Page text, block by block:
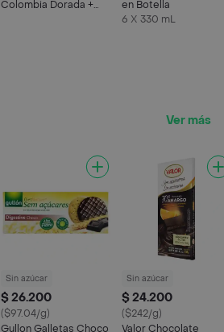
Colombia Dorada +
en Botella
6 X 330 mL
Ver más
Sin azúcar
$ 26.200
($97.04/g)
Gullon Galletas Choco
Sin azúcar
$ 24.200
($242/g)
Valor Chocolate